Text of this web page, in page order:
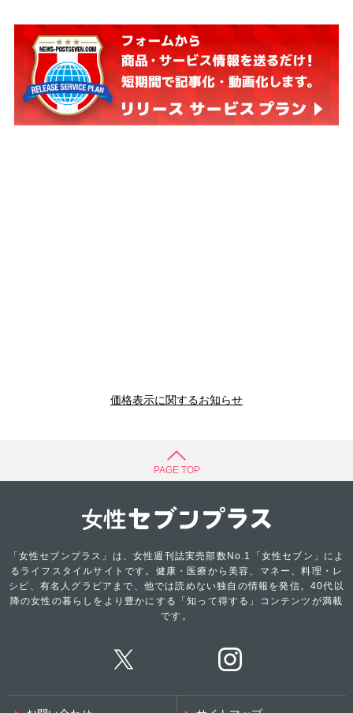
価格表示に関するお知らせ
PAGE TOP
「女性セブンプラス」は、女性週刊誌実売部数No.1「女性セブン」によ
るライフスタイルサイトです。健康・医療から美容、マネー、料理・レ
シピ、有名人グラビアまで、他では読めない独自の情報を発信。40代以
降の女性の暮らしをより豊かにする「知って得する」コンテンツが満載
です。